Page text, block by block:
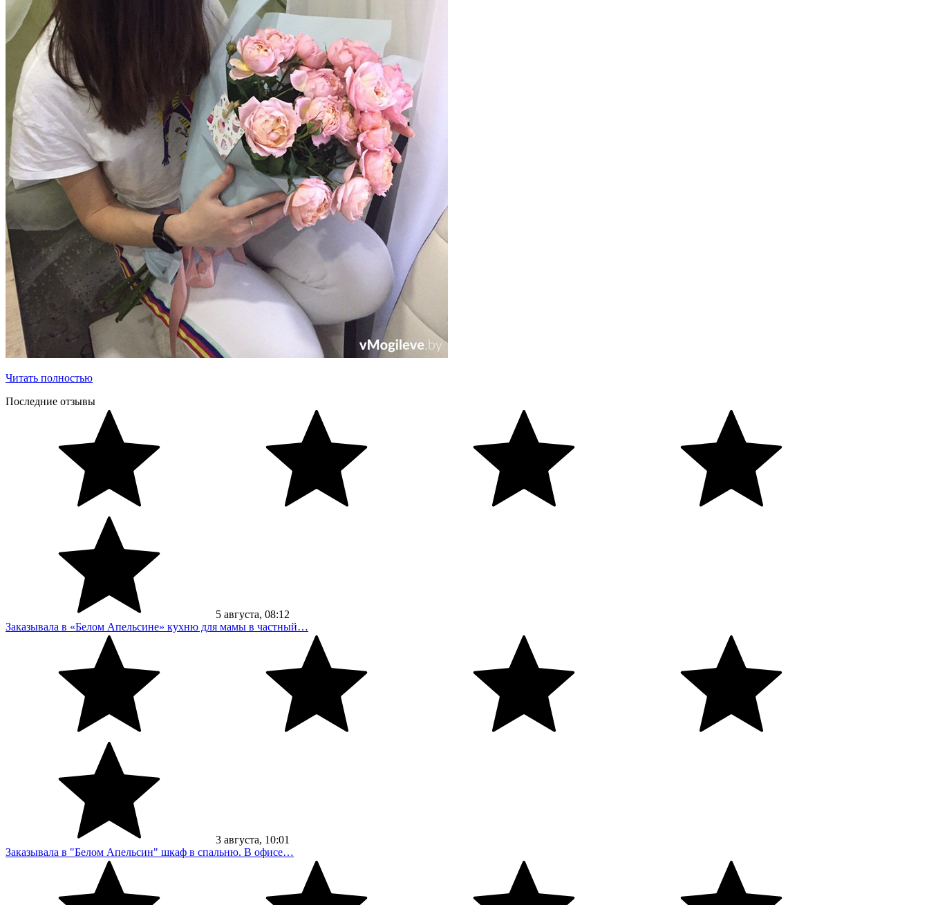
Читать полностью
Последние отзывы
5 августа, 08:12
Заказывала в «Белом Апельсине» кухню для мамы в частный…
3 августа, 10:01
Заказывала в "Белом Апельсин" шкаф в спальню. В офисе…